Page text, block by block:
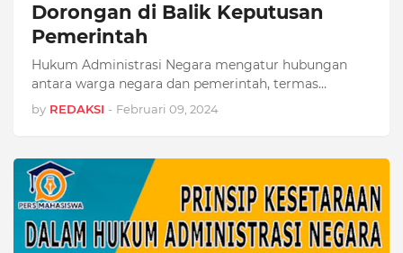
Dorongan di Balik Keputusan
Pemerintah
Hukum Administrasi Negara mengatur hubungan
antara warga negara dan pemerintah, termas…
by REDAKSI - Februari 09, 2024